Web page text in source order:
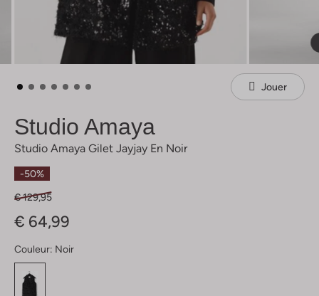
Jouer
Studio Amaya
Studio Amaya Gilet Jayjay En Noir
-50%
€ 129,95
€ 64,99
Couleur: Noir